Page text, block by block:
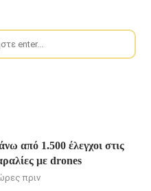
από 1.500 έλεγχοι στις
με drones
πριν